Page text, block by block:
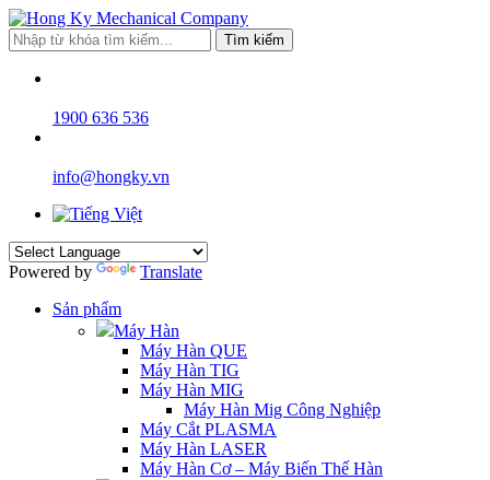
Tìm kiếm
1900 636 536
info@hongky.vn
Powered by
Translate
Sản phẩm
Máy Hàn
Máy Hàn QUE
Máy Hàn TIG
Máy Hàn MIG
Máy Hàn Mig Công Nghiệp
Máy Cắt PLASMA
Máy Hàn LASER
Máy Hàn Cơ – Máy Biến Thế Hàn